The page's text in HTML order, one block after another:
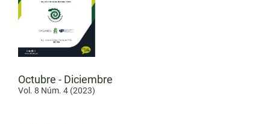
Octubre - Diciembre
Vol. 8 Núm. 4 (2023)